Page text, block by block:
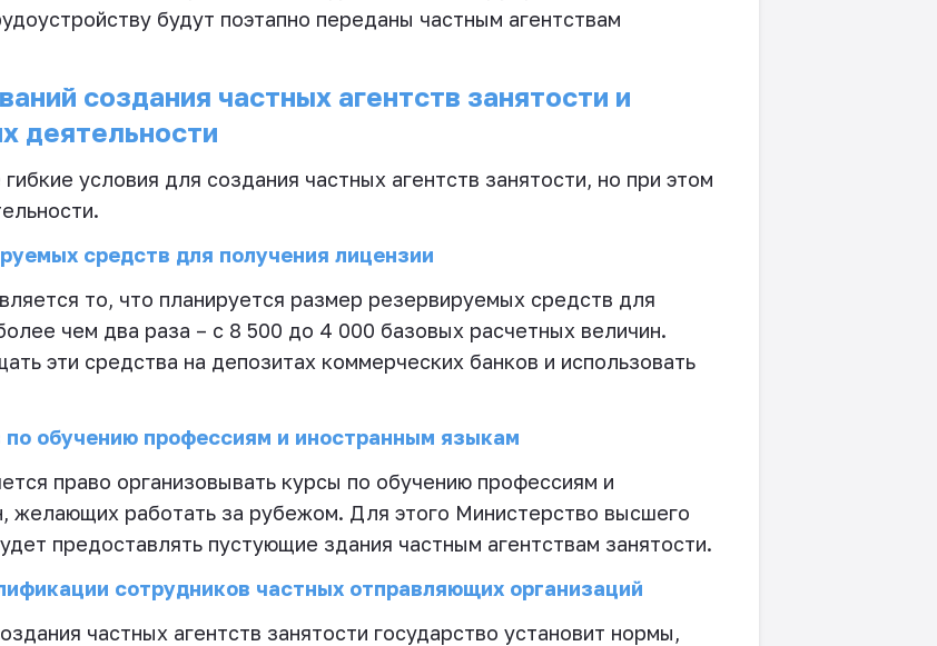
будут поэтапно переданы частным агентствам
создания частных агентств занятости и
деятельности
условия для создания частных агентств занятости, но при этом
средств для получения лицензии
то, что планируется размер резервируемых средств для
чем два раза – с 8 500 до 4 000 базовых расчетных величин.
эти средства на депозитах коммерческих банков и использовать
по обучению профессиям и иностранным языкам
право организовывать курсы по обучению профессиям и
желающих работать за рубежом. Для этого Министерство высшего
предоставлять пустующие здания частным агентствам занятости.
сотрудников частных отправляющих организаций
частных агентств занятости государство установит нормы,